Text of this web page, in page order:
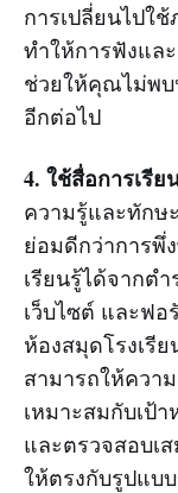
การเปลี่ยนไปใ
ทำให้การฟังแล
ช่วยให้คุณไม่พบ
อีกต่อไป
4. ใช้สื่อการเรี
ความรู้และทักษ
ย่อมดีกว่าการพึ่
เรียนรู้ได้จากต
เว็บไซต์ และฟ
ห้องสมุดโรงเรี
สามารถให้ควา
เหมาะสมกับเป้
และตรวจสอบเ
ให้ตรงกับรูปแบ